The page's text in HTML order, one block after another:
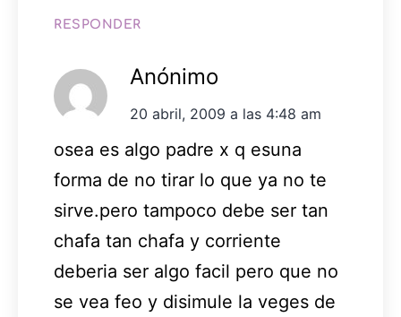
RESPONDER
Anónimo
20 abril, 2009 a las 4:48 am
osea es algo padre x q esuna
forma de no tirar lo que ya no te
sirve.pero tampoco debe ser tan
chafa tan chafa y corriente
deberia ser algo facil pero que no
se vea feo y disimule la veges de